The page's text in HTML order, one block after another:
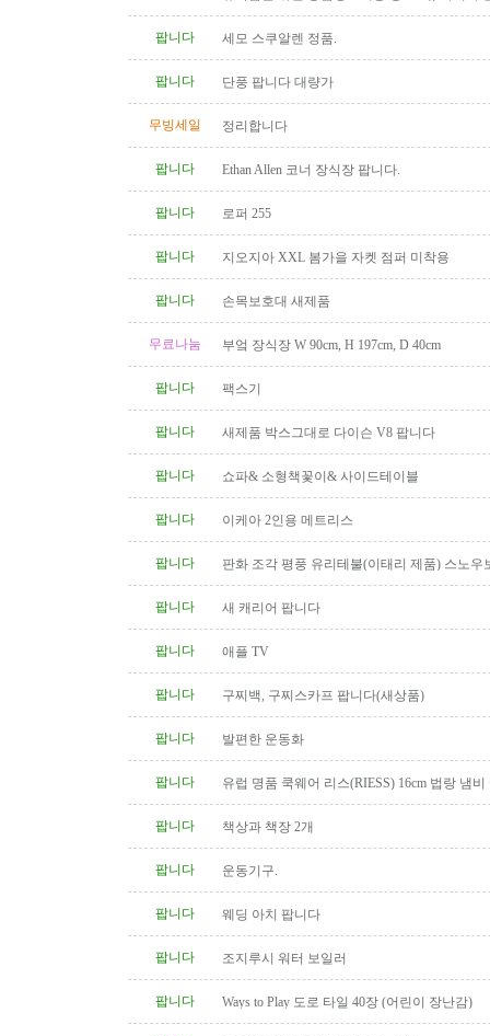
팝니다
세모 스쿠알렌 정품.
팝니다 단풍 팝니다 대량가
무빙세일 정리합니다
팝니다 Ethan Allen 코너 장식장 팝니다.
팝니다 로퍼 255
팝니다 지오지아 XXL 봄가을 자켓 점퍼 미착용
팝니다 손목보호대 새제품
무료나눔 부엌 장식장 W 90cm, H 197cm, D 40cm
팝니다 팩스기
팝니다 새제품 박스그대로 다이슨 V8 팝니다
팝니다 쇼파& 소형책꽃이& 사이드테이블
팝니다 이케아 2인용 메트리스
팝니다
판화 조각 평풍 유리테불(이태리 제품) 스노우
팝니다
새 캐리어 팝니다
팝니다 애플 TV
팝니다 구찌백, 구찌스카프 팝니다(새상품)
팝니다 발편한 운동화
팝니다 유럽 명품 쿡웨어 리스(RIESS) 16cm 법랑 냄
팝니다 책상과 책장 2개
팝니다 운동기구.
팝니다 웨딩 아치 팝니다
팝니다 조지루시 워터 보일러
팝니다 Ways to Play 도로 타일 40장 (어린이 장난감)